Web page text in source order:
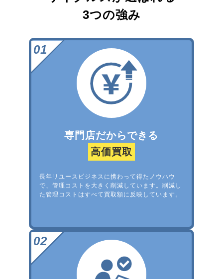
3つの強み
専門店だからできる
高価買取
長年リユースビジネスに携わって得たノウハウ
で、管理コストを大きく削減しています。削減し
た管理コストはすべて買取額に反映しています。